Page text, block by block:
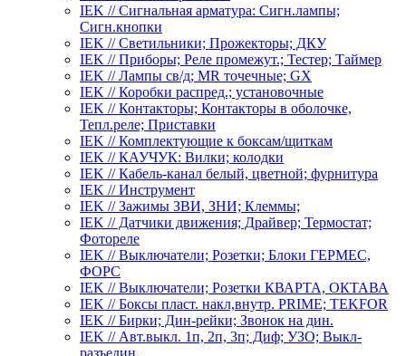
IEK // Сигнальная арматура: Сигн.лампы;
Сигн.кнопки
IEK // Светильники; Прожекторы; ДКУ
IEK // Приборы; Реле промежут.; Тестер; Таймер
IEK // Лампы св/д; MR точечные; GX
IEK // Коробки распред.; установочные
IEK // Контакторы; Контакторы в оболочке,
Тепл.реле; Приставки
IEK // Комплектующие к боксам/щиткам
IEK // КАУЧУК: Вилки; колодки
IEK // Кабель-канал белый, цветной; фурнитура
IEK // Инструмент
IEK // Зажимы ЗВИ, ЗНИ; Клеммы;
IEK // Датчики движения; Драйвер; Термостат;
Фотореле
IEK // Выключатели; Розетки; Блоки ГЕРМЕС,
ФОРС
IEK // Выключатели; Розетки КВАРТА, ОКТАВА
IEK // Боксы пласт. накл,внутр. PRIME; TEKFOR
IEK // Бирки; Дин-рейки; Звонок на дин.
IEK // Авт.выкл. 1п, 2п, 3п; Диф; УЗО; Выкл-
разъедин.